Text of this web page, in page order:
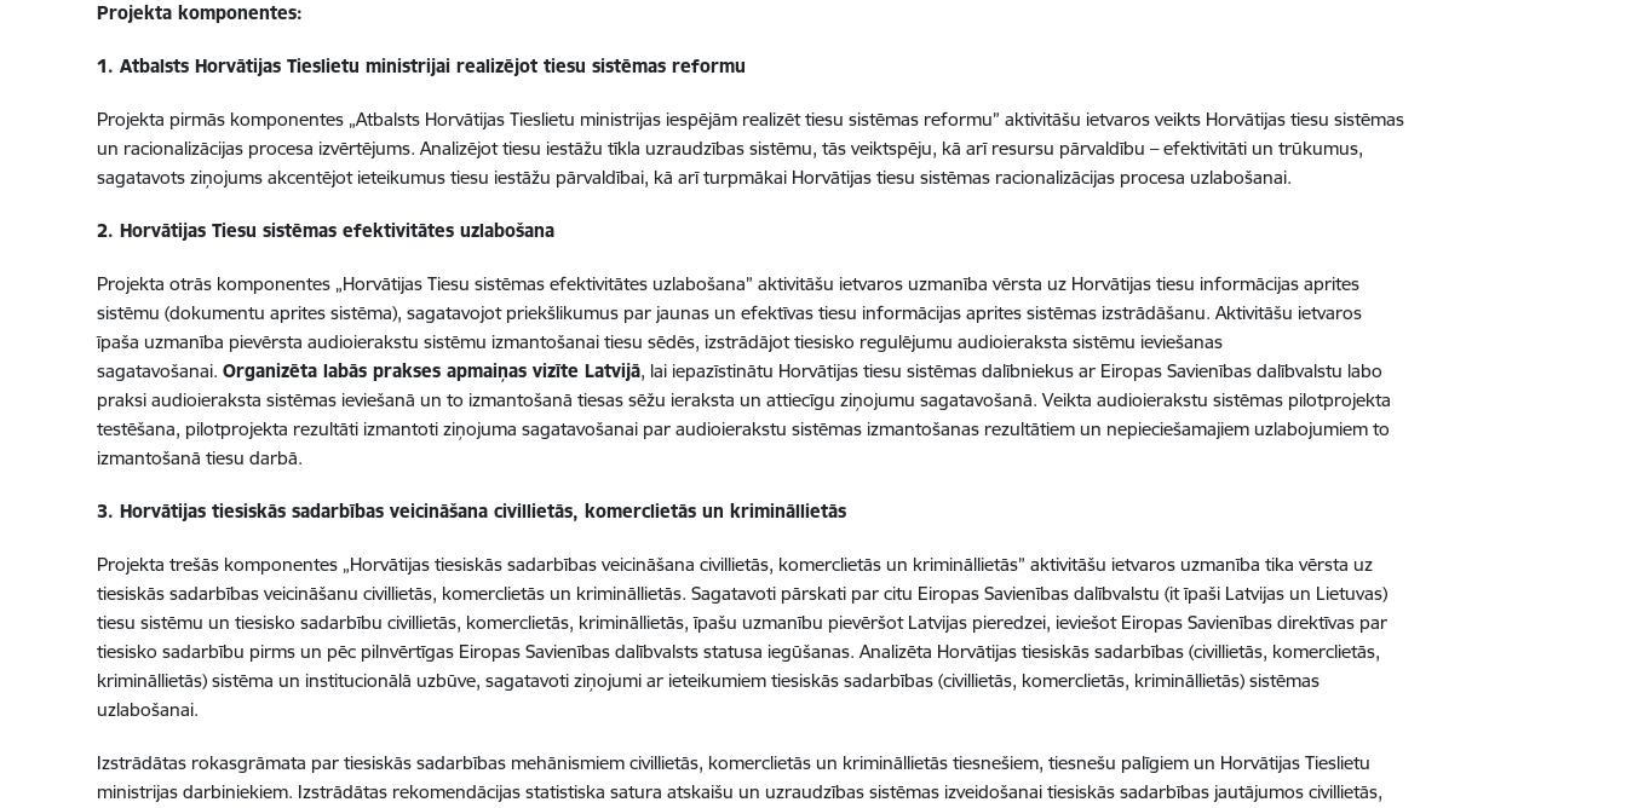
Projekta komponentes:
1. Atbalsts Horvātijas Tieslietu ministrijai realizējot tiesu sistēmas reformu
Projekta pirmās komponentes „Atbalsts Horvātijas Tieslietu ministrijas iespējām realizēt tiesu sistēmas reformu” aktivitāšu ietvaros veikts Horvātijas tiesu sistēmas
un racionalizācijas procesa izvērtējums. Analizējot tiesu iestāžu tīkla uzraudzības sistēmu, tās veiktspēju, kā arī resursu pārvaldību – efektivitāti un trūkumus,
sagatavots ziņojums akcentējot ieteikumus tiesu iestāžu pārvaldībai, kā arī turpmākai Horvātijas tiesu sistēmas racionalizācijas procesa uzlabošanai.
2. Horvātijas Tiesu sistēmas efektivitātes uzlabošana
Projekta otrās komponentes „Horvātijas Tiesu sistēmas efektivitātes uzlabošana” aktivitāšu ietvaros uzmanība vērsta uz Horvātijas tiesu informācijas aprites
sistēmu (dokumentu aprites sistēma), sagatavojot priekšlikumus par jaunas un efektīvas tiesu informācijas aprites sistēmas izstrādāšanu. Aktivitāšu ietvaros
īpaša uzmanība pievērsta audioierakstu sistēmu izmantošanai tiesu sēdēs, izstrādājot tiesisko regulējumu audioieraksta sistēmu ieviešanas
sagatavošanai. Organizēta labās prakses apmaiņas vizīte Latvijā, lai iepazīstinātu Horvātijas tiesu sistēmas dalībniekus ar Eiropas Savienības dalībvalstu labo
praksi audioieraksta sistēmas ieviešanā un to izmantošanā tiesas sēžu ieraksta un attiecīgu ziņojumu sagatavošanā. Veikta audioierakstu sistēmas pilotprojekta
testēšana, pilotprojekta rezultāti izmantoti ziņojuma sagatavošanai par audioierakstu sistēmas izmantošanas rezultātiem un nepieciešamajiem uzlabojumiem to
izmantošanā tiesu darbā.
3. Horvātijas tiesiskās sadarbības veicināšana civillietās, komerclietās un krimināllietās
Projekta trešās komponentes „Horvātijas tiesiskās sadarbības veicināšana civillietās, komerclietās un krimināllietās” aktivitāšu ietvaros uzmanība tika vērsta uz
tiesiskās sadarbības veicināšanu civillietās, komerclietās un krimināllietās. Sagatavoti pārskati par citu Eiropas Savienības dalībvalstu (it īpaši Latvijas un Lietuvas)
tiesu sistēmu un tiesisko sadarbību civillietās, komerclietās, krimināllietās, īpašu uzmanību pievēršot Latvijas pieredzei, ieviešot Eiropas Savienības direktīvas par
tiesisko sadarbību pirms un pēc pilnvērtīgas Eiropas Savienības dalībvalsts statusa iegūšanas. Analizēta Horvātijas tiesiskās sadarbības (civillietās, komerclietās,
krimināllietās) sistēma un institucionālā uzbūve, sagatavoti ziņojumi ar ieteikumiem tiesiskās sadarbības (civillietās, komerclietās, krimināllietās) sistēmas
uzlabošanai.
Izstrādātas rokasgrāmata par tiesiskās sadarbības mehānismiem civillietās, komerclietās un krimināllietās tiesnešiem, tiesnešu palīgiem un Horvātijas Tieslietu
ministrijas darbiniekiem. Izstrādātas rekomendācijas statistiska satura atskaišu un uzraudzības sistēmas izveidošanai tiesiskās sadarbības jautājumos civillietās,